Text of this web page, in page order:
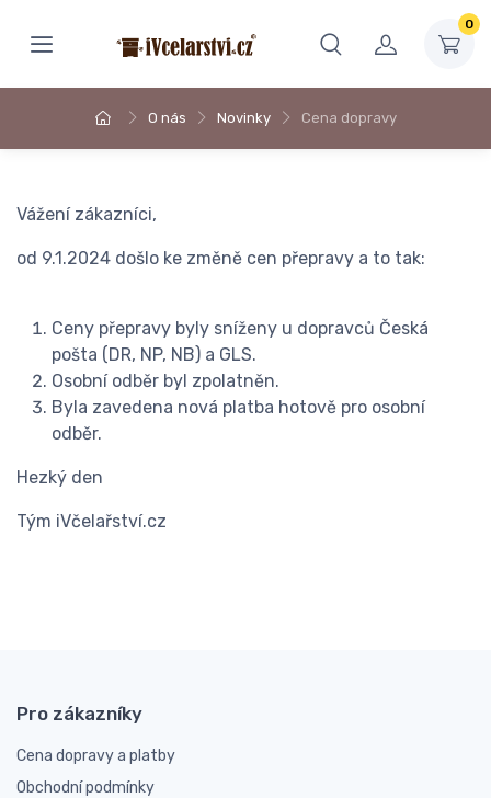
0
O nás Novinky Cena dopravy
Vážení zákazníci,
od 9.1.2024 došlo ke změně cen přepravy a to tak:
Ceny přepravy byly sníženy u dopravců Česká
pošta (DR, NP, NB) a GLS.
Osobní odběr byl zpolatněn.
Byla zavedena nová platba hotově pro osobní
odběr.
Hezký den
Tým iVčelařství.cz
Pro zákazníky
Cena dopravy a platby
Obchodní podmínky